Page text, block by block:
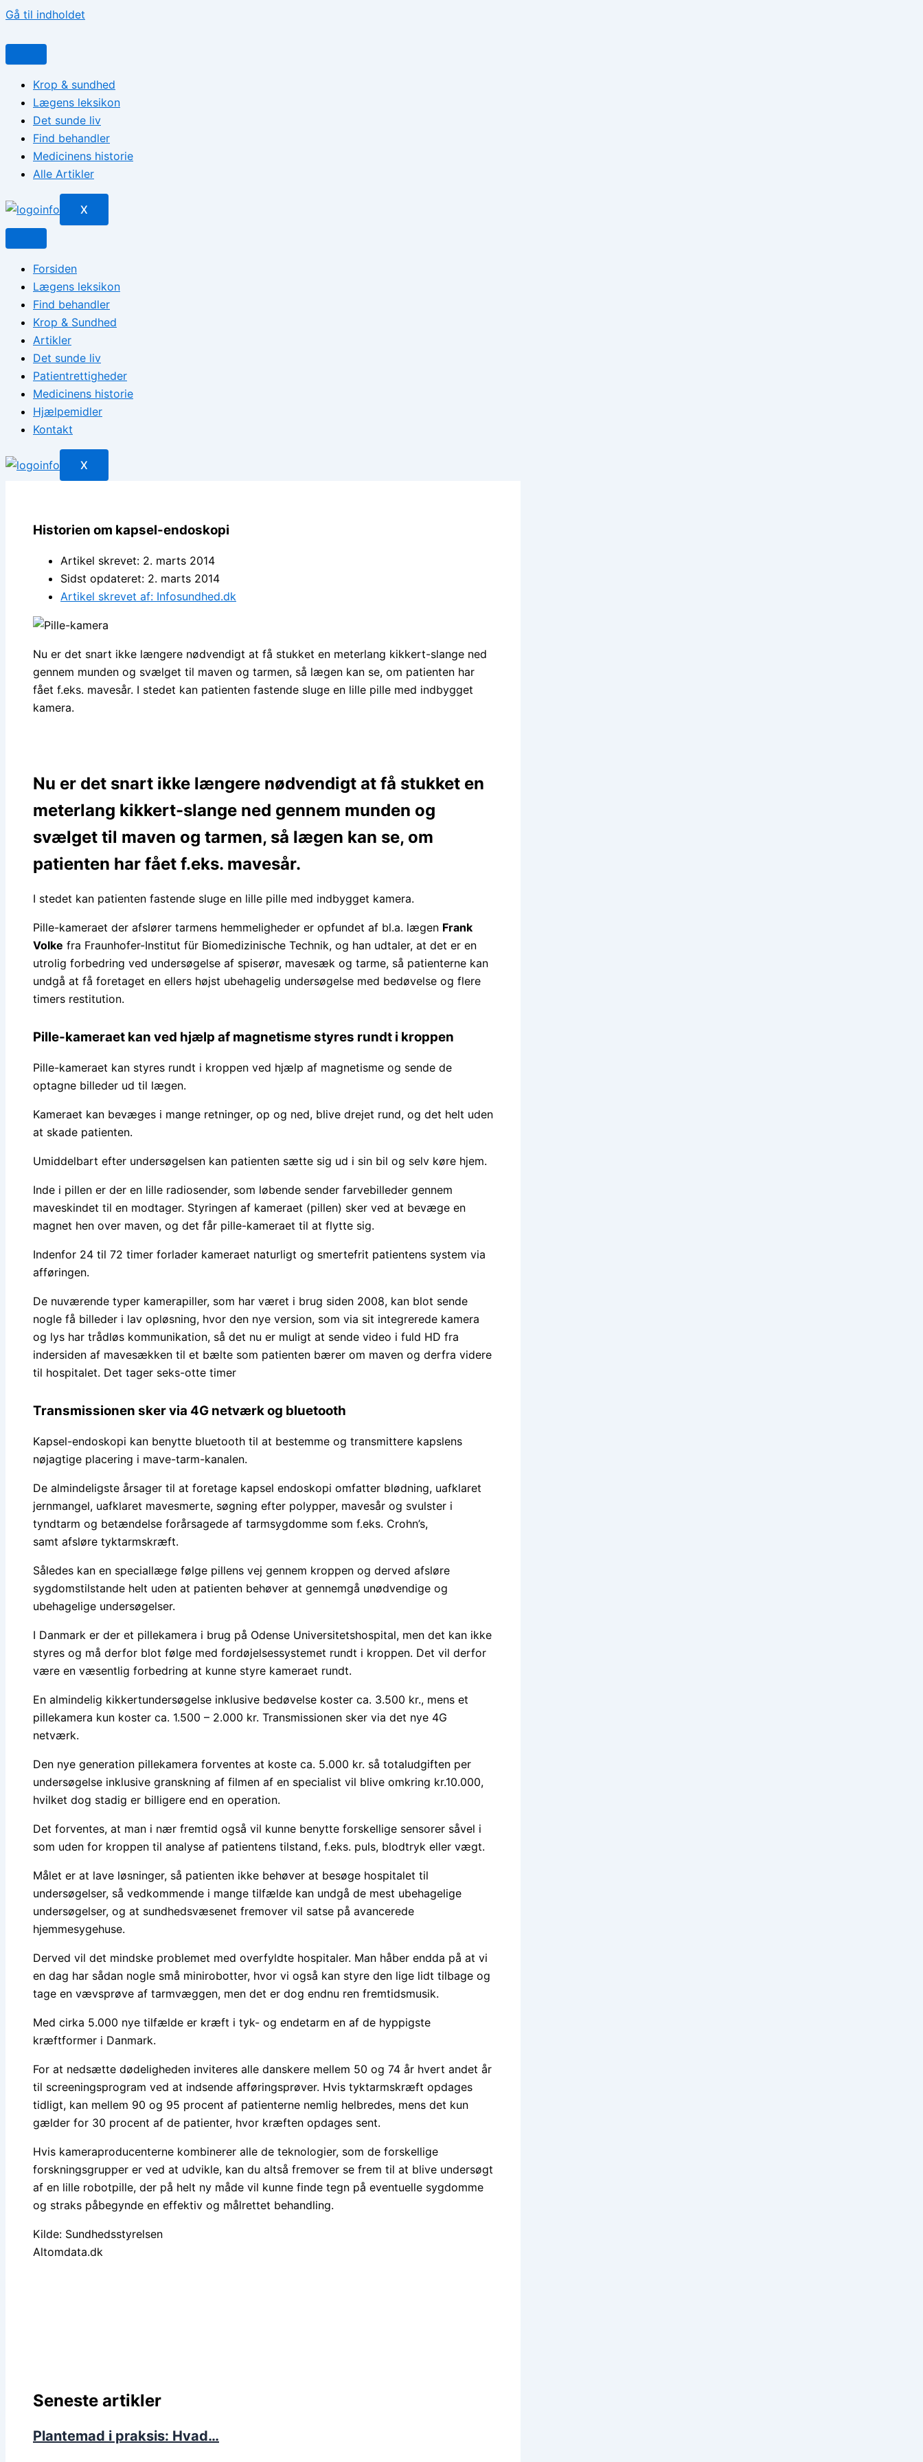
Gå til indholdet
Krop & sundhed
Lægens leksikon
Det sunde liv
Find behandler
Medicinens historie
Alle Artikler
X
Forsiden
Lægens leksikon
Find behandler
Krop & Sundhed
Artikler
Det sunde liv
Patientrettigheder
Medicinens historie
Hjælpemidler
Kontakt
X
Historien om kapsel-endoskopi
Artikel skrevet: 2. marts 2014
Sidst opdateret: 2. marts 2014
Artikel skrevet af: Infosundhed.dk
Nu er det snart ikke længere nødvendigt at få stukket en meterlang kikkert-slange ned
gennem munden og svælget til maven og tarmen, så lægen kan se, om patienten har
fået f.eks. mavesår. I stedet kan patienten fastende sluge en lille pille med indbygget
kamera.
Nu er det snart ikke længere nødvendigt at få stukket en
meterlang kikkert-slange ned gennem munden og
svælget til maven og tarmen, så lægen kan se, om
patienten har fået f.eks. mavesår.
I stedet kan patienten fastende sluge en lille pille med indbygget kamera.
Pille-kameraet der afslører tarmens hemmeligheder er opfundet af bl.a. lægen Frank
Volke fra Fraunhofer-Institut für Biomedizinische Technik, og han udtaler, at det er en
utrolig forbedring ved undersøgelse af spiserør, mavesæk og tarme, så patienterne kan
undgå at få foretaget en ellers højst ubehagelig undersøgelse med bedøvelse og flere
timers restitution.
Pille-kameraet kan ved hjælp af magnetisme styres rundt i kroppen
Pille-kameraet kan styres rundt i kroppen ved hjælp af magnetisme og sende de
optagne billeder ud til lægen.
Kameraet kan bevæges i mange retninger, op og ned, blive drejet rund, og det helt uden
at skade patienten.
Umiddelbart efter undersøgelsen kan patienten sætte sig ud i sin bil og selv køre hjem.
Inde i pillen er der en lille radiosender, som løbende sender farvebilleder gennem
maveskindet til en modtager. Styringen af kameraet (pillen) sker ved at bevæge en
magnet hen over maven, og det får pille-kameraet til at flytte sig.
Indenfor 24 til 72 timer forlader kameraet naturligt og smertefrit patientens system via
afføringen.
De nuværende typer kamerapiller, som har været i brug siden 2008, kan blot sende
nogle få billeder i lav opløsning, hvor den nye version, som via sit integrerede kamera
og lys har trådløs kommunikation, så det nu er muligt at sende video i fuld HD fra
indersiden af mavesækken til et bælte som patienten bærer om maven og derfra videre
til hospitalet. Det tager seks-otte timer
Transmissionen sker via 4G netværk og bluetooth
Kapsel-endoskopi kan benytte bluetooth til at bestemme og transmittere kapslens
nøjagtige placering i mave-tarm-kanalen.
De almindeligste årsager til at foretage kapsel endoskopi omfatter blødning, uafklaret
jernmangel, uafklaret mavesmerte, søgning efter polypper, mavesår og svulster i
tyndtarm og betændelse forårsagede af tarmsygdomme som f.eks. Crohn’s,
samt afsløre tyktarmskræft.
Således kan en speciallæge følge pillens vej gennem kroppen og derved afsløre
sygdomstilstande helt uden at patienten behøver at gennemgå unødvendige og
ubehagelige undersøgelser.
I Danmark er der et pillekamera i brug på Odense Universitetshospital, men det kan ikke
styres og må derfor blot følge med fordøjelsessystemet rundt i kroppen. Det vil derfor
være en væsentlig forbedring at kunne styre kameraet rundt.
En almindelig kikkertundersøgelse inklusive bedøvelse koster ca. 3.500 kr., mens et
pillekamera kun koster ca. 1.500 – 2.000 kr. Transmissionen sker via det nye 4G
netværk.
Den nye generation pillekamera forventes at koste ca. 5.000 kr. så totaludgiften per
undersøgelse inklusive granskning af filmen af en specialist vil blive omkring kr.10.000,
hvilket dog stadig er billigere end en operation.
Det forventes, at man i nær fremtid også vil kunne benytte forskellige sensorer såvel i
som uden for kroppen til analyse af patientens tilstand, f.eks. puls, blodtryk eller vægt.
Målet er at lave løsninger, så patienten ikke behøver at besøge hospitalet til
undersøgelser, så vedkommende i mange tilfælde kan undgå de mest ubehagelige
undersøgelser, og at sundhedsvæsenet fremover vil satse på avancerede
hjemmesygehuse.
Derved vil det mindske problemet med overfyldte hospitaler. Man håber endda på at vi
en dag har sådan nogle små minirobotter, hvor vi også kan styre den lige lidt tilbage og
tage en vævsprøve af tarmvæggen, men det er dog endnu ren fremtidsmusik.
Med cirka 5.000 nye tilfælde er kræft i tyk- og endetarm en af de hyppigste
kræftformer i Danmark.
For at nedsætte dødeligheden inviteres alle danskere mellem 50 og 74 år hvert andet år
til screeningsprogram ved at indsende afføringsprøver. Hvis tyktarmskræft opdages
tidligt, kan mellem 90 og 95 procent af patienterne nemlig helbredes, mens det kun
gælder for 30 procent af de patienter, hvor kræften opdages sent.
Hvis kameraproducenterne kombinerer alle de teknologier, som de forskellige
forskningsgrupper er ved at udvikle, kan du altså fremover se frem til at blive undersøgt
af en lille robotpille, der på helt ny måde vil kunne finde tegn på eventuelle sygdomme
og straks påbegynde en effektiv og målrettet behandling.
Kilde: Sundhedsstyrelsen
Altomdata.dk
Seneste artikler
Plantemad i praksis: Hvad…